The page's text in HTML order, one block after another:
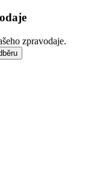
zpravodaje.